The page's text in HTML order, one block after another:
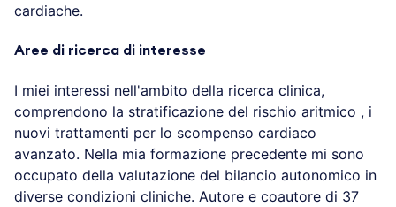
cardiache.
Aree di ricerca di interesse
I miei interessi nell'ambito della ricerca clinica,
comprendono la stratificazione del rischio aritmico , i
nuovi trattamenti per lo scompenso cardiaco
avanzato. Nella mia formazione precedente mi sono
occupato della valutazione del bilancio autonomico in
diverse condizioni cliniche. Autore e coautore di 37